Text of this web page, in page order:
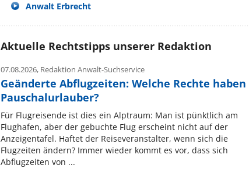
Anwalt Erbrecht
Aktuelle Rechtstipps unserer Redaktion
07.08.2026, Redaktion Anwalt-Suchservice
Geänderte Abflugzeiten: Welche Rechte haben
Pauschalurlauber?
Für Flugreisende ist dies ein Alptraum: Man ist pünktlich am
Flughafen, aber der gebuchte Flug erscheint nicht auf der
Anzeigentafel. Haftet der Reiseveranstalter, wenn sich die
Flugzeiten ändern? Immer wieder kommt es vor, dass sich
Abflugzeiten von ...